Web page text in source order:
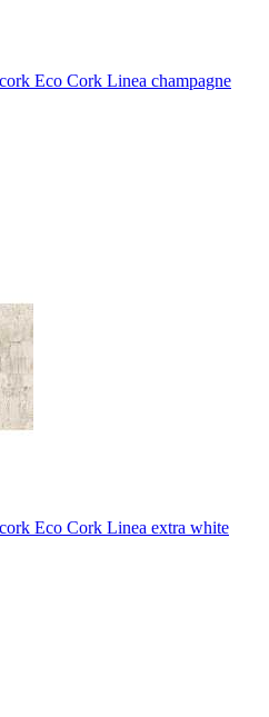
Eco Cork Linea champagne
Eco Cork Linea extra white